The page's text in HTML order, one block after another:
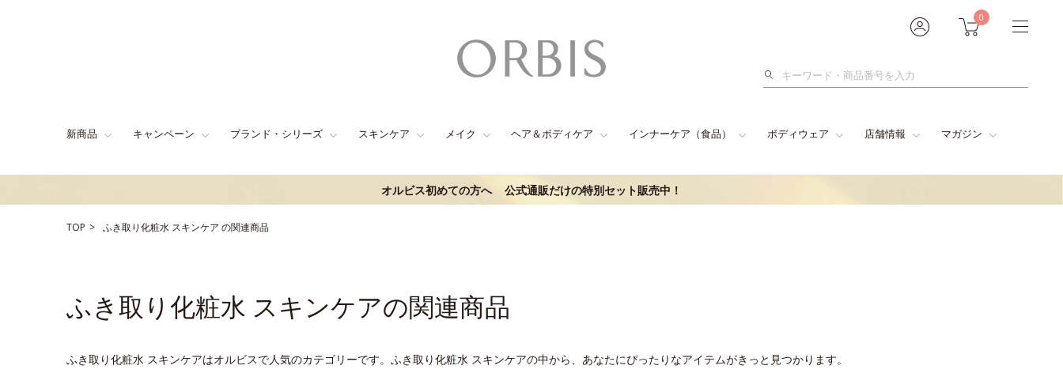
0
検
新商品 キャンペーン ブランド・シリーズ スキンケア メイク ヘア＆ボディケア インナーケア（食品） ボディウェア 店舗情報 マガジン
オルビス初めての方へ 公式通販だけの特別セット販売中！
TOP ふき取り化粧水 スキンケア の関連商品
ふき取り化粧水 スキンケアの関連商品
ふき取り化粧水 スキンケアはオルビスで人気のカテゴリーです。ふき取り化粧水 スキンケアの中から、あなたにぴったりなアイテムがきっと見つかります。